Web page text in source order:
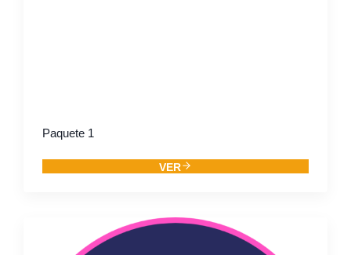
Paquete 1
VER